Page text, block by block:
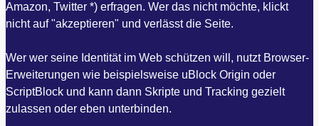
Amazon, Twitter *) erfragen. Wer das nicht möchte, klickt
nicht auf "akzeptieren" und verlässt die Seite.
Wer wer seine Identität im Web schützen will, nutzt Browser-
Erweiterungen wie beispielsweise uBlock Origin oder
ScriptBlock und kann dann Skripte und Tracking gezielt
zulassen oder eben unterbinden.